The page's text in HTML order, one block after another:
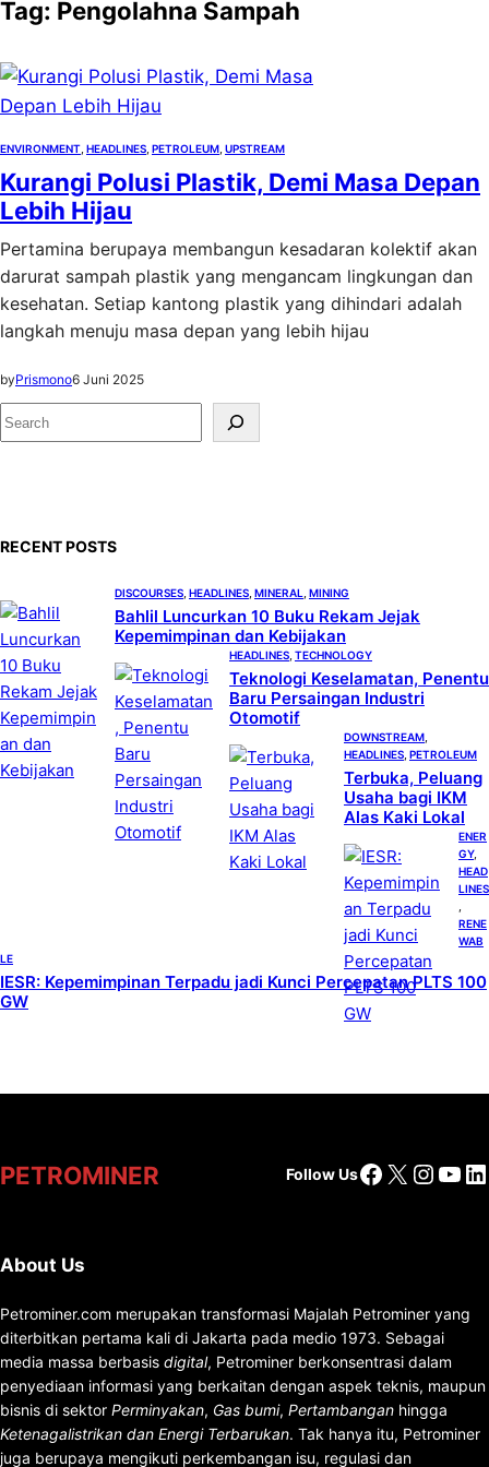
Tag: Pengolahna Sampah
ENVIRONMENT HEADLINES PETROLEUM UPSTREAM
Kurangi Polusi Plastik, Demi Masa Depan
Lebih Hijau
Pertamina berupaya membangun kesadaran kolektif akan
darurat sampah plastik yang mengancam lingkungan dan
kesehatan. Setiap kantong plastik yang dihindari adalah
langkah menuju masa depan yang lebih hijau
byPrismono6 Juni 2025
S
e
RECENT POSTS
DISCOURSES HEADLINES MINERAL MINING
Bahlil Luncurkan 10 Buku Rekam Jejak
Kepemimpinan dan Kebijakan
HEADLINES TECHNOLOGY
Teknologi Keselamatan, Penentu
Baru Persaingan Industri
Otomotif
DOWNSTREAM
HEADLINES PETROLEUM
Terbuka, Peluang
Usaha bagi IKM
Alas Kaki Lokal
ENER
GY
HEAD
LINES
RENE
WAB
LE
IESR: Kepemimpinan Terpadu jadi Kunci Percepatan PLTS 100
GW
PETROMINER Follow UsFacebook
X
About Us
Petrominer.com merupakan transformasi Majalah Petrominer yang
diterbitkan pertama kali di Jakarta pada medio 1973. Sebagai
media massa berbasis digital, Petrominer berkonsentrasi dalam
penyediaan informasi yang berkaitan dengan aspek teknis, maupun
bisnis di sektor Perminyakan, Gas bumi, Pertambangan hingga
Ketenagalistrikan dan Energi Terbarukan. Tak hanya itu, Petrominer
juga berupaya mengikuti perkembangan isu, regulasi dan